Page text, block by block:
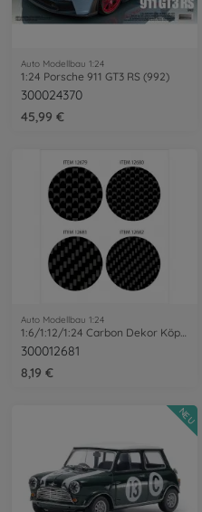
Auto Modellbau 1:24
1:24 Porsche 911 GT3 RS (992)
300024370
45,99 €
Auto Modellbau 1:24
300012681
8,19 €
NEU